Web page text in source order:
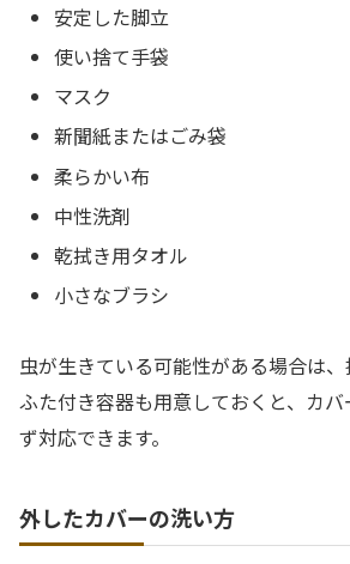
安定した脚立
使い捨て手袋
マスク
新聞紙またはごみ袋
柔らかい布
中性洗剤
乾拭き用タオル
小さなブラシ
虫が生きている可能性がある場合は
ふた付き容器も用意しておくと、カ
ず対応できます。
外したカバーの洗い方